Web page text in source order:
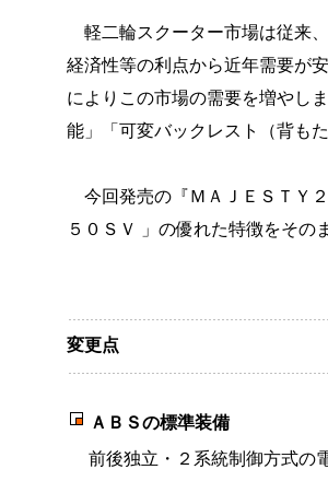
軽二輪スクーター市場は従来
経済性等の利点から近年需要が
によりこの市場の需要を増やし
能」「可変バックレスト（背も
今回発売の『ＭＡＪＥＳＴＹ
５０ＳＶ 」の優れた特徴をその
変更点
ＡＢＳの標準装備
前後独立・２系統制御方式の